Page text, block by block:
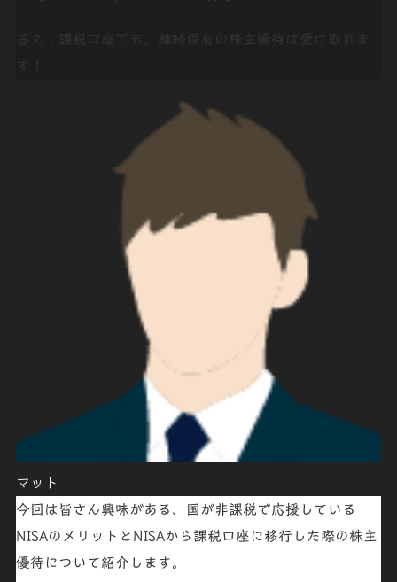
マット
今回は皆さん興味がある、国が非課税で応援している
NISAのメリットとNISAから課税口座に移行した際の株主
優待について紹介します。